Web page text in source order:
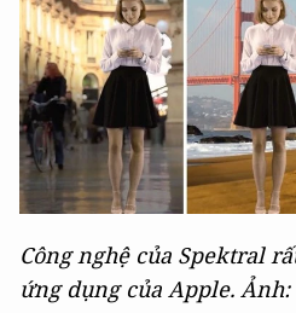
Công nghệ của Spektral
ứng dụng của Apple. Ảnh: